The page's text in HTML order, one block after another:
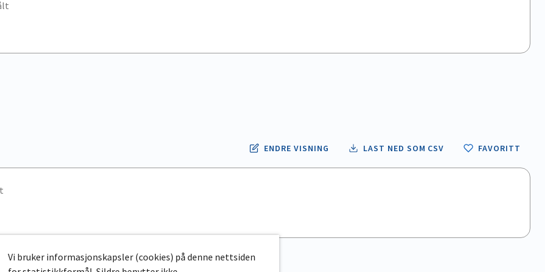
ENDRE VISNING LAST NED SOM CSV FAVORITT
Vi bruker informasjonskapsler (cookies) på denne nettsiden